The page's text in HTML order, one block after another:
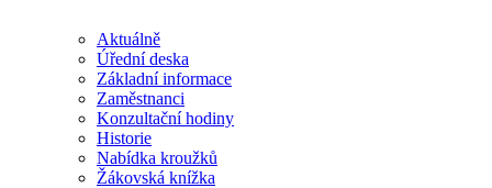
Aktuálně
Úřední deska
Základní informace
Zaměstnanci
Konzultační hodiny
Historie
Nabídka kroužků
Žákovská knížka